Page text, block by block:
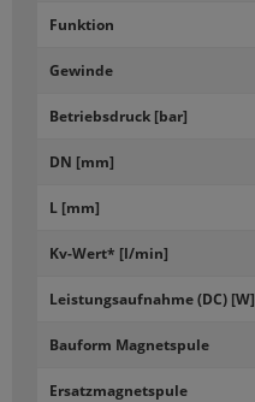
Funk­ti­on
Ge­win­de
Be­triebs­druck [bar]
DN [mm]
L [mm]
Kv-​Wert* [l/min]
Leis­tungs­auf­nah­me (DC) [W]
Bau­form Ma­gnet­spu­le
Er­satz­ma­gnet­spu­le